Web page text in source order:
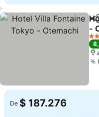
-
3
De $ 187.276